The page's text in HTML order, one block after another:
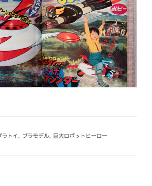
ラトイ, プラモデル, 巨大ロボットヒーロー